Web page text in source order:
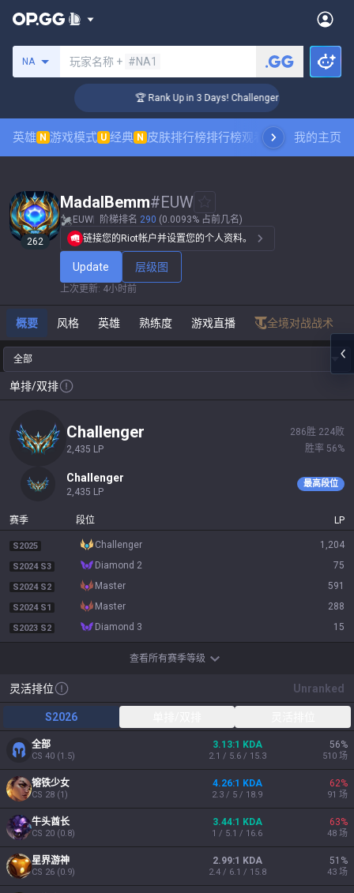
NA 玩家名称 + #NA1
🏆 Rank Up in 3 Days! Challenger Coaching
英雄 N 游戏模式 U 经典 N 皮肤排行榜排行榜观看职业比赛数据统
我的主页
262
MadalBemm#EUW
EUW 阶梯排名 290 (0.0093% 占前几名)
链接您的Riot帐户并设置您的个人资料。
Update 层级图
上次更新: 4小时前
概要 风格 英雄 熟练度 游戏直播 全境对战战术
全部
单排/双排
challenger
2,435 LP
286胜 224败
胜率 56%
challenger
2,435 LP
最高段位
赛季 段位 LP
S2025 challenger 1,204
S2024 S3 diamond 2 75
S2024 S2 master 591
S2024 S1 master 288
S2023 S2 diamond 3 15
查看所有赛季等级
灵活排位 Unranked
S2026
全部
CS 40 (1.5)
3.13:1 KDA
2.1 / 5.6 / 15.3
56%
510 场
镕铁少女
CS 28 (1)
4.26:1 KDA
2.3 / 5 / 18.9
62%
91 场
牛头酋长
CS 20 (0.8)
3.44:1 KDA
1 / 5.1 / 16.6
63%
48 场
星界游神
CS 26 (0.9)
2.99:1 KDA
2.4 / 6.1 / 15.8
51 %
43 场